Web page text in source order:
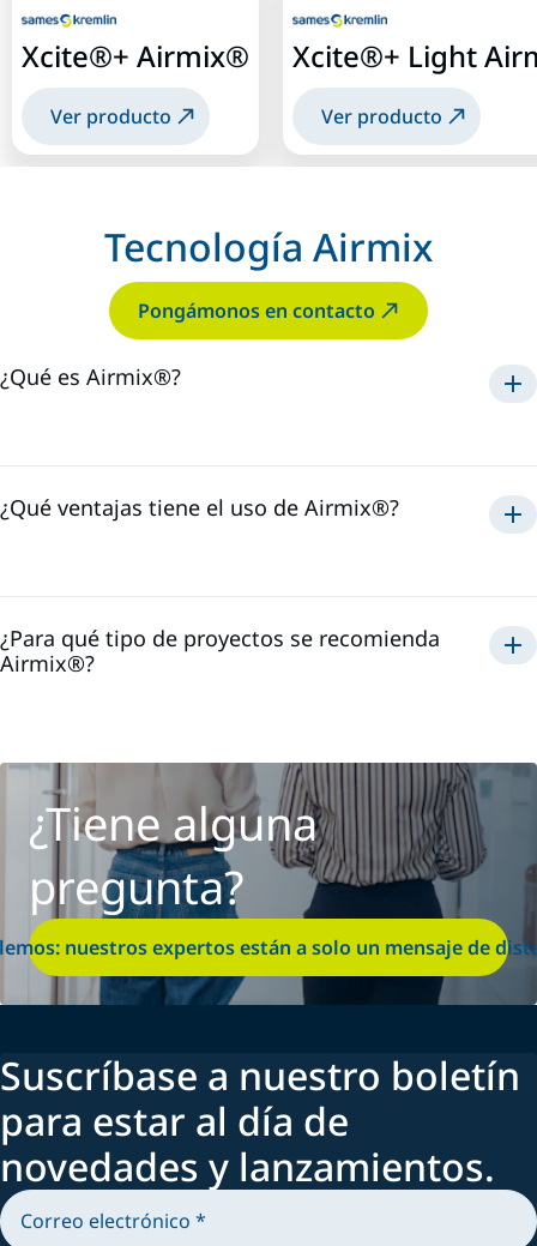
Xcite®+ Airmix®
Ver producto
Xcite®+ Light
Ver producto
Tecnología Airmix
Pongámonos en contacto
¿Qué es Airmix®?
¿Qué ventajas tiene el uso de Airmix®?
¿Para qué tipo de proyectos se recomienda
Airmix®?
¿Tiene alguna
pregunta?
nuestros expertos están a solo un mensaje de
Suscríbase a nuestro boletín
para estar al día de
novedades y lanzamientos.